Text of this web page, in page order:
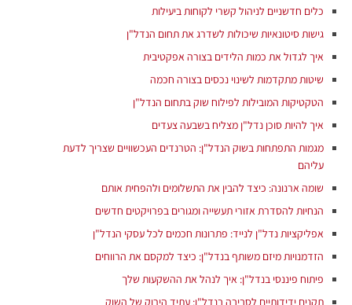
כלים חדשניים לניהול קשרי לקוחות ביעילות
גישות סיטונאיות שיכולות לשדרג את תחום הנדל"ן
איך לגדול את כמות הלידים בצורה אפקטיבית
שיטות מתקדמות לשינוי נכסים בצורה חכמה
הטקטיקות המובילות לפילוח שוק בתחום הנדל"ן
איך להיות סוכן נדל"ן מצליח בשבעה צעדים
מגמות התפתחות בשוק הנדל"ן: הטרנדים העכשוויים שצריך לדעת
עליהם
שומה ארנונה: כיצד להבין את התשלומים ולהפחית אותם
הנחיות להסדרת אזורי תעשייה ומגורים בפרויקטים חדשים
אפליקציות נדל"ן לנייד: פתרונות חכמים לכל עסקי הנדל"ן
הזדמנויות מיזם משותף בנדל"ן: כיצד למקסם את הרווחים
פיתוח פיננסי בנדל"ן: איך לנהל את ההשקעות שלך
תקנים ידידותיים לסביבה בנדל"ן: עתיד הירוק של השוק